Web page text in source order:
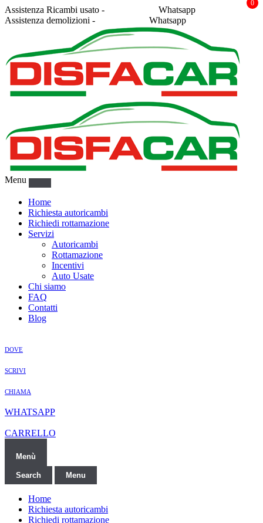
Assistenza Ricambi usato -
Whatsapp
Assistenza demolizioni -
Whatsapp
Menu
Home
Richiesta autoricambi
Richiedi rottamazione
Servizi
Autoricambi
Rottamazione
Incentivi
Auto Usate
Chi siamo
FAQ
Contatti
Blog
DOVE
SCRIVI
CHIAMA
WHATSAPP
0
CARRELLO
Menù
Search Menu
Home
Richiesta autoricambi
Richiedi rottamazione